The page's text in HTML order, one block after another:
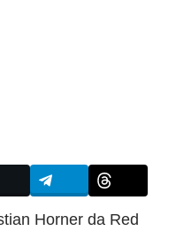
Horner da Red